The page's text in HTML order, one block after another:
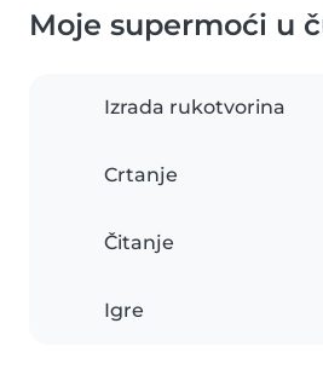
Moje supermoći u
Izrada rukotvorina
Crtanje
Čitanje
Igre